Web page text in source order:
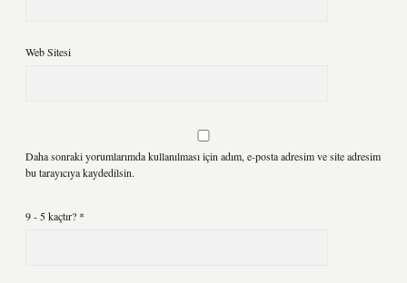
Web Sitesi
Daha sonraki yorumlarımda kullanılması için adım, e-posta adresim ve site adresim
bu tarayıcıya kaydedilsin.
9 - 5 kaçtır? *